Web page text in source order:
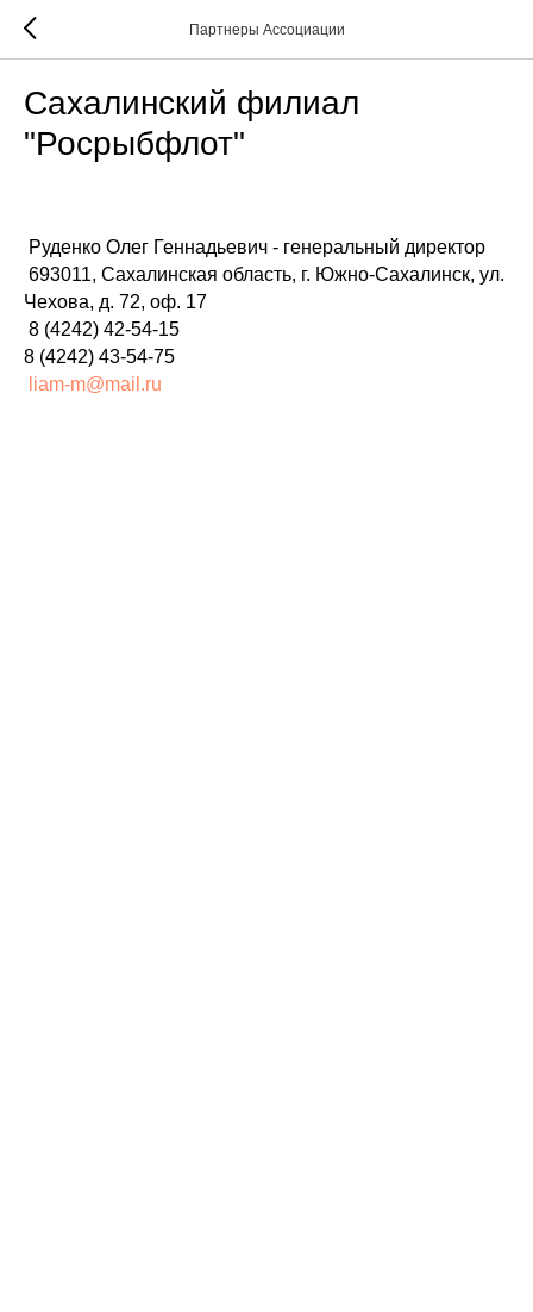
Партнеры Ассоциации
Сахалинский филиал
"Росрыбфлот"
Руденко Олег Геннадьевич - генеральный директор
693011, Сахалинская область, г. Южно-Сахалинск, ул.
Чехова, д. 72, оф. 17
8 (4242) 42-54-15
8 (4242) 43-54-75
liam-m@mail.ru